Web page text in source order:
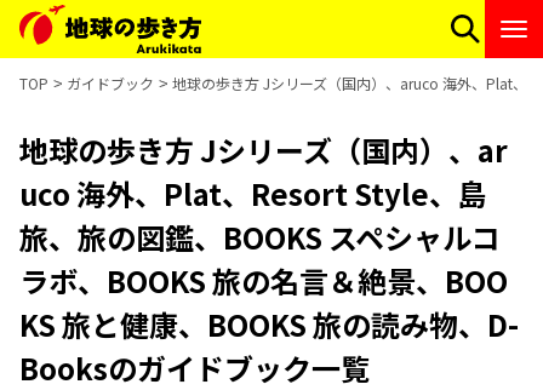
TOP ガイドブック 地球の歩き方 Jシリーズ（国内）、aruco 海外、Plat、
地球の歩き方 Jシリーズ（国内）、ar
uco 海外、Plat、Resort Style、島
旅、旅の図鑑、BOOKS スペシャルコ
ラボ、BOOKS 旅の名言＆絶景、BOO
KS 旅と健康、BOOKS 旅の読み物、D-
Booksのガイドブック一覧